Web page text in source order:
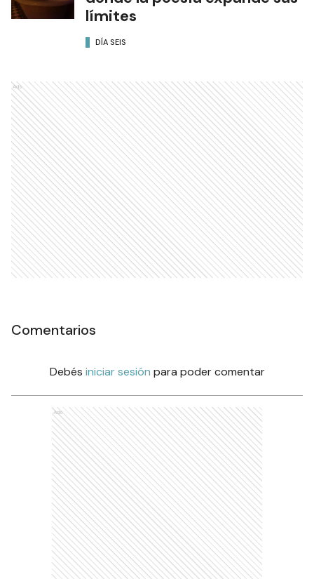
límites
DÍA SEIS
Ads
Comentarios
Debés iniciar sesión para poder comentar
Ads